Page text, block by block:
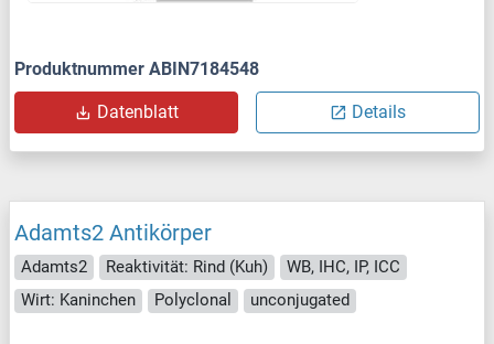
Produktnummer ABIN7184548
Datenblatt Details
Adamts2 Antikörper
Adamts2 Reaktivität: Rind (Kuh)
WB, IHC, IP, ICC
Wirt: Kaninchen
Polyclonal unconjugated